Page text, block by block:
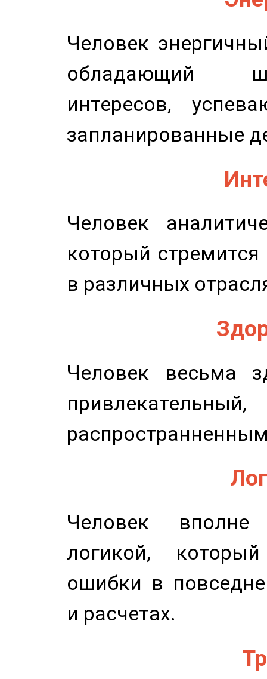
Человек
обладающий
интересов,
запланированные
Человек
который
в различных
Человек весьма
Человек
логикой,
ошибки в
и расчетах.